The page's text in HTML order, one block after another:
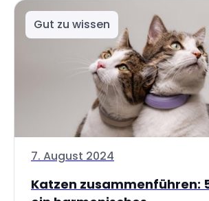
Gut zu wissen
7. August 2024
Katzen zusammenführen: